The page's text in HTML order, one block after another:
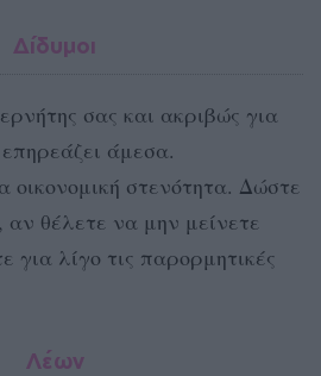
Δίδυμοι
σας και ακριβώς για
άμεσα.
οικονομική στενότητα. Δώστε
θέλετε να μην μείνετε
για λίγο τις παρορμητικές
Λέων